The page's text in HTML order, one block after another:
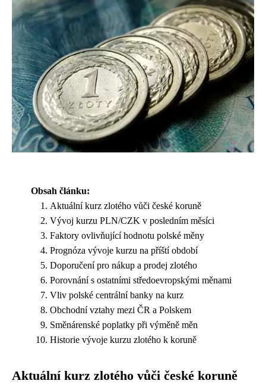
Obsah článku:
Aktuální kurz zlotého vůči české koruně
Vývoj kurzu PLN/CZK v posledním měsíci
Faktory ovlivňující hodnotu polské měny
Prognóza vývoje kurzu na příští období
Doporučení pro nákup a prodej zlotého
Porovnání s ostatními středoevropskými měnami
Vliv polské centrální banky na kurz
Obchodní vztahy mezi ČR a Polskem
Směnárenské poplatky při výměně měn
Historie vývoje kurzu zlotého k koruně
Aktuální kurz zlotého vůči české koruně